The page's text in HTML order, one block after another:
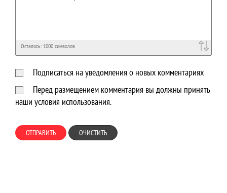
Осталось: 1000 символов
Подписаться на уведомления о новых комментариях
Перед размещением комментария вы должны принять
наши условия использования.
ОТПРАВИТЬ ОЧИСТИТЬ